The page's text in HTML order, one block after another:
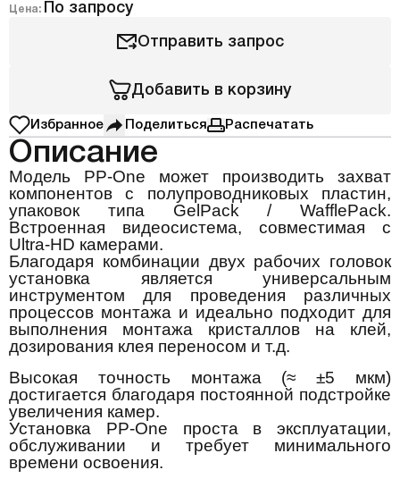
Цена: По запросу
Отправить запрос
Добавить в корзину
Избранное Поделиться Распечатать
Описание
Модель PP-One может производить захват
компонентов с полупроводниковых пластин,
упаковок типа GelPack / WafflePack.
Встроенная видеосистема, совместимая с
Ultra-HD камерами.
Благодаря комбинации двух рабочих головок
установка является универсальным
инструментом для проведения различных
процессов монтажа и идеально подходит для
выполнения монтажа кристаллов на клей,
дозирования клея переносом и т.д.
Высокая точность монтажа (≈ ±5 мкм)
достигается благодаря постоянной подстройке
увеличения камер.
Установка PP-One проста в эксплуатации,
обслуживании и требует минимального
времени освоения.